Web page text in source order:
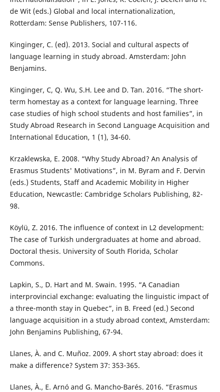
de Wit (eds.) Global and local internationalization,
Rotterdam: Sense Publishers, 107-116.
Kinginger, C. (ed). 2013. Social and cultural aspects of
language learning in study abroad. Amsterdam: John
Benjamins.
Kinginger, C, Q. Wu, S.H. Lee and D. Tan. 2016. “The short-
term homestay as a context for language learning. Three
case studies of high school students and host families”, in
Study Abroad Research in Second Language Acquisition and
International Education, 1 (1), 34-60.
Krzaklewska, E. 2008. “Why Study Abroad? An Analysis of
Erasmus Students' Motivations”, in M. Byram and F. Dervin
(eds.) Students, Staff and Academic Mobility in Higher
Education, Newcastle: Cambridge Scholars Publishing, 82-
98.
Köylü, Z. 2016. The influence of context in L2 development:
The case of Turkish undergraduates at home and abroad.
Doctoral thesis. University of South Florida, Scholar
Commons.
Lapkin, S., D. Hart and M. Swain. 1995. “A Canadian
interprovincial exchange: evaluating the linguistic impact of
a three-month stay in Quebec”, in B. Freed (ed.) Second
language acquisition in a study abroad context, Amsterdam:
John Benjamins Publishing, 67-94.
Llanes, À. and C. Muñoz. 2009. A short stay abroad: does it
make a difference? System 37: 353-365.
Llanes, À., E. Arnó and G. Mancho-Barés. 2016. “Erasmus